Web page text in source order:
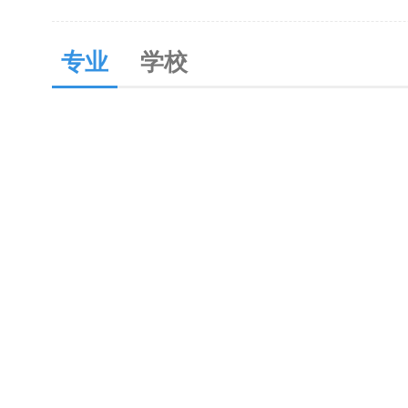
专业 学校